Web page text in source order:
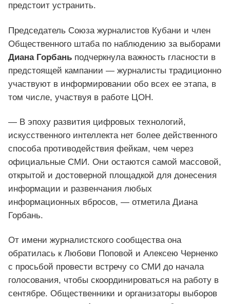
предстоит устранить.
Председатель Союза журналистов Кубани и член
Общественного штаба по наблюдению за выборами
Диана Горбань подчеркнула важность гласности в
предстоящей кампании — журналисты традиционно
участвуют в информировании обо всех ее этапа, в
том числе, участвуя в работе ЦОН.
— В эпоху развития цифровых технологий,
искусственного интеллекта нет более действенного
способа противодействия фейкам, чем через
официальные СМИ. Они остаются самой массовой,
открытой и достоверной площадкой для донесения
информации и развенчания любых
информационных вбросов, — отметила Диана
Горбань.
От имени журналистского сообщества она
обратилась к Любови Поповой и Алексею Черненко
с просьбой провести встречу со СМИ до начала
голосования, чтобы скоординироваться на работу в
сентябре. Общественники и организаторы выборов